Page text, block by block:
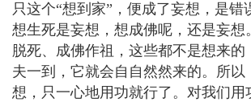
只这个“想到家”，便成了妄想，是错
想生死是妄想，想成佛呢，还是妄想
脱死、成佛作祖，这些都不是想来的
夫一到，它就会自自然然来的。所以
想，只一心地用功就行了。对我们用